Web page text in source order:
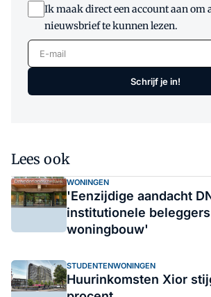
Ik maak direct een account aan om
nieuwsbrief te kunnen lezen.
E-mail
Schrijf je in!
Lees ook
WONINGEN
'Eenzijdige aandacht
institutionele
woningbouw'
STUDENTENWONINGEN
Huurinkomsten Xior